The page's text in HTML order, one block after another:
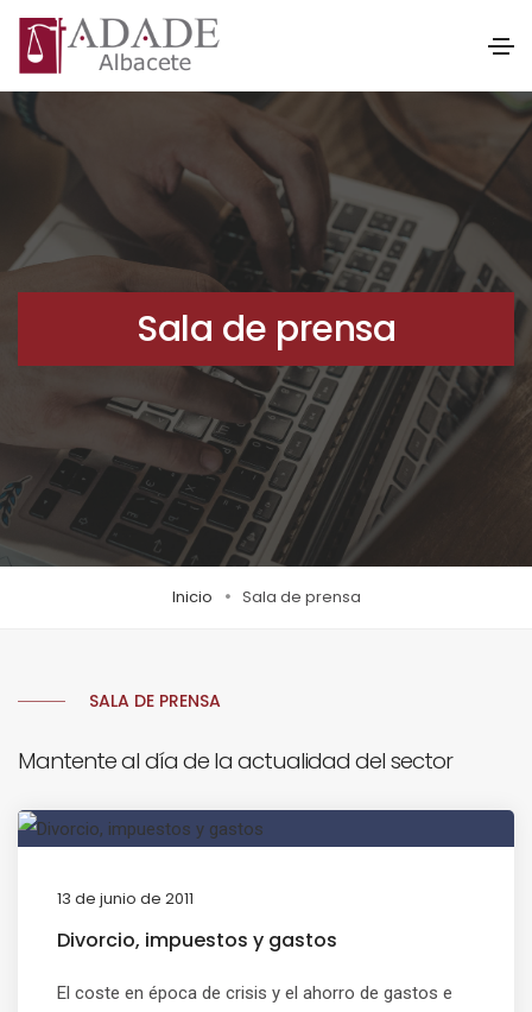
Sala de prensa
Inicio Sala de prensa
SALA DE PRENSA
Mantente al día de la actualidad del sector
13 de junio de 2011
Divorcio, impuestos y gastos
El coste en época de crisis y el ahorro de gastos e